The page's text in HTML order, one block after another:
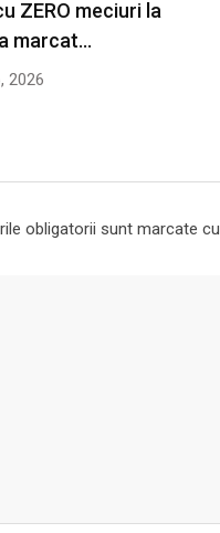
ZERO meciuri la
marcat…
2026
obligatorii sunt marcate cu